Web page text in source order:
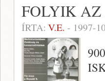
FOLYIK
ÍRTA: V.E. - 1997-